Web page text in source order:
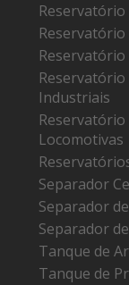
Industriais
Reservatório
Locomotivas
Separador
Separador
Separador
Tanque de
Tanque de